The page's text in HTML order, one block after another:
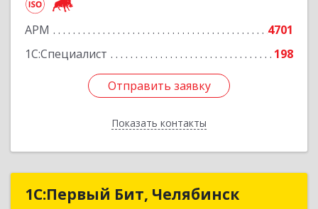
АРМ
4701
1С:Специалист
198
Отправить заявку
Показать контакты
Подробнее
Отправить заявку
Назад
1С:Первый Бит, Челябинск
1С:Первый Бит, Челябинск